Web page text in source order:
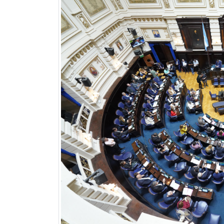
Previous